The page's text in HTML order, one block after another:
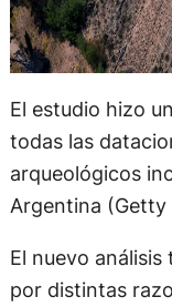
El estudio hizo
todas las
arqueológicos
Argentina (Getty
El nuevo
por distintas